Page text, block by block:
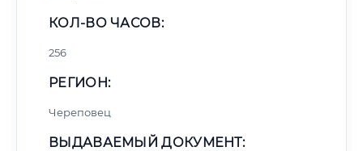
КОЛ-ВО ЧАСОВ:
256
РЕГИОН:
Череповец
ВЫДАВАЕМЫЙ ДОКУМЕНТ: